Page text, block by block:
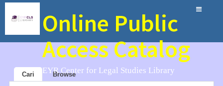
Online Public
Access Catalog
EYR Center for Legal Studies Library
Cari Browse